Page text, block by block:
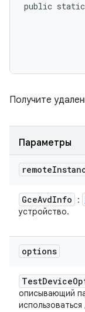
public
Получите
Параметры
remote
GceAvdInfo :
устройство.
options
TestDevice
описывающий